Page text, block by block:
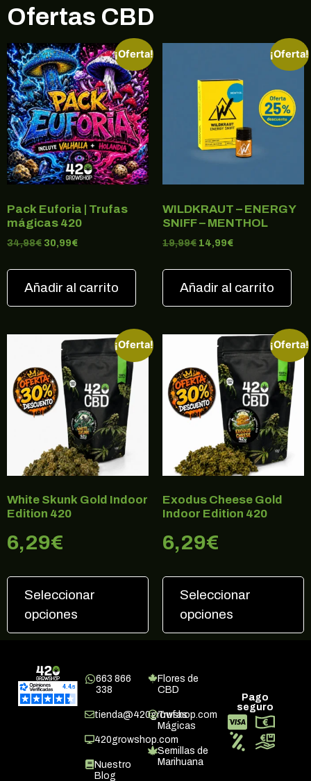
Ofertas CBD
¡Oferta!
Pack Euforia | Trufas
mágicas 420
34,98€ 30,99€
Añadir al carrito
¡Oferta!
WILDKRAUT – ENERGY
SNIFF – MENTHOL
19,99€ 14,99€
Añadir al carrito
¡Oferta!
White Skunk Gold Indoor
Edition 420
6,29€
Seleccionar
opciones
¡Oferta!
Exodus Cheese Gold
Indoor Edition 420
6,29€
Seleccionar
opciones
663 866
338
tienda@420growshop.com
420growshop.com
Nuestro
Blog
Flores de
CBD
Trufas
Mágicas
Semillas de
Marihuana
Pago
seguro